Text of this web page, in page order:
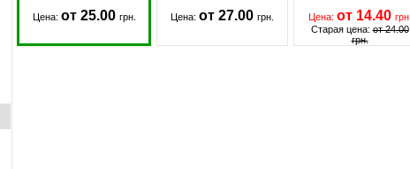
Цена: от 25.00 грн. Цена: от 27.00 грн. Цена: от 14.40 грн.
Старая цена:от 24.00
грн.